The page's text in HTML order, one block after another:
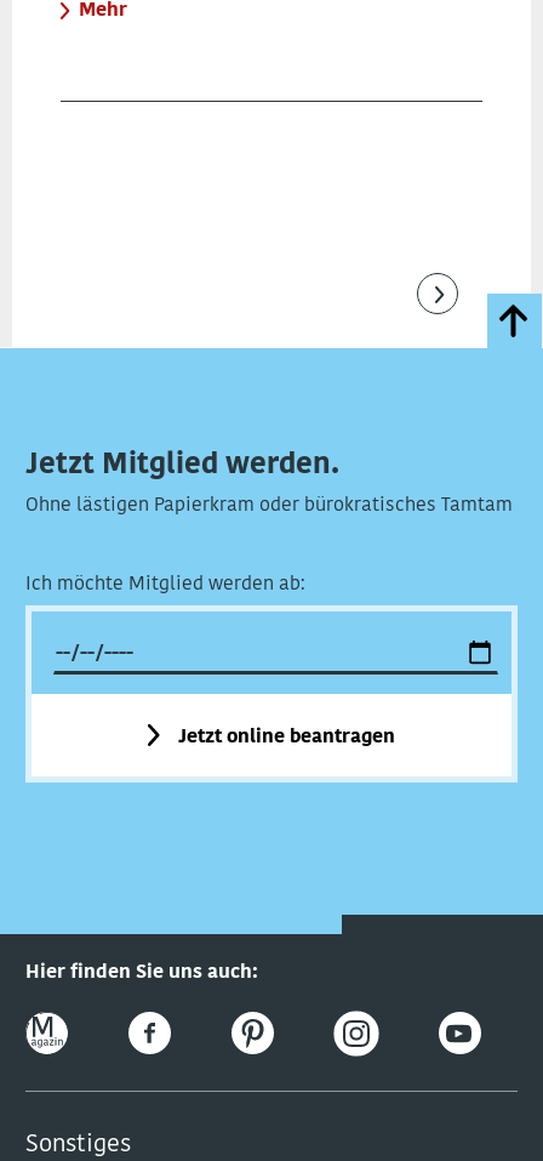
Mehr
Jetzt Mitglied werden.
Ohne lästigen Papierkram oder bürokratisches Tamtam
Ich möchte Mitglied werden ab:
Jetzt online beantragen
Hier finden Sie uns auch:
Sonstiges